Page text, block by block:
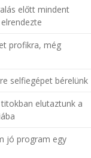
előtt mindent
profikra, még
selfiegépet bérelünk
elutaztunk a
jó program egy